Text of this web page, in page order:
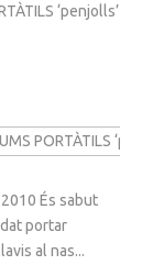
‘penjolls’
És sabut
portar
al nas...